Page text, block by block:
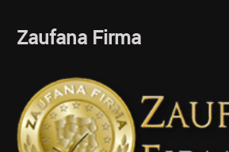
Zaufana Firma